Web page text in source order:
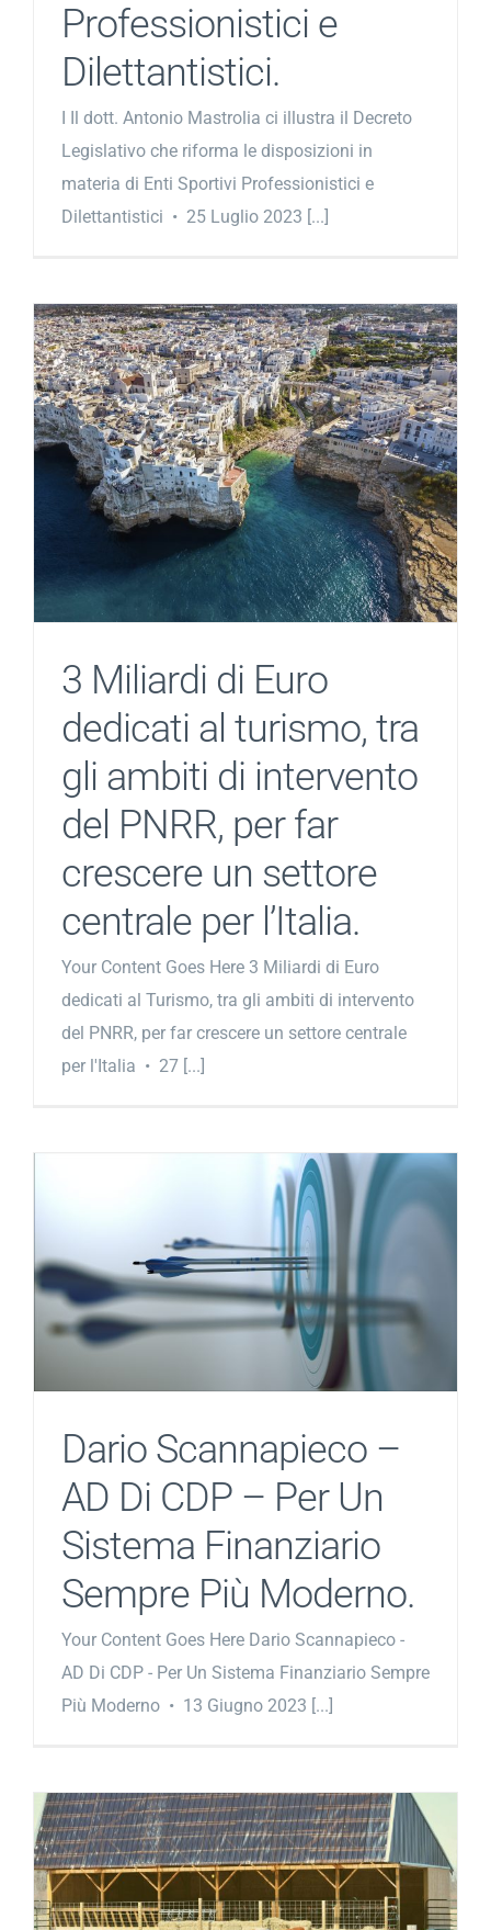
Professionistici e
Dilettantistici.
I Il dott. Antonio Mastrolia ci illustra il Decreto
Legislativo che riforma le disposizioni in
materia di Enti Sportivi Professionistici e
Dilettantistici • 25 Luglio 2023 [...]
3 Miliardi di Euro
dedicati al turismo, tra
gli ambiti di intervento
del PNRR, per far
crescere un settore
centrale per l’Italia.
Your Content Goes Here 3 Miliardi di Euro
dedicati al Turismo, tra gli ambiti di intervento
del PNRR, per far crescere un settore centrale
per l'Italia • 27 [...]
Dario Scannapieco –
AD Di CDP – Per Un
Sistema Finanziario
Sempre Più Moderno.
Your Content Goes Here Dario Scannapieco -
AD Di CDP - Per Un Sistema Finanziario Sempre
Più Moderno • 13 Giugno 2023 [...]